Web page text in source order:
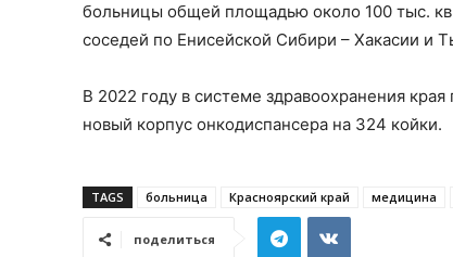
больницы общей площадью около 100 тыс. кв
соседей по Енисейской Сибири – Хакасии и
В 2022 году в системе здравоохранения
новый корпус онкодиспансера на 324 койки.
TAGS больница Красноярский край медицина
поделиться